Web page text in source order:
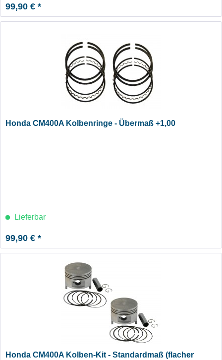
99,90 € *
Honda CM400A Kolbenringe - Übermaß +1,00
Lieferbar
99,90 € *
Honda CM400A Kolben-Kit - Standardmaß (flacher